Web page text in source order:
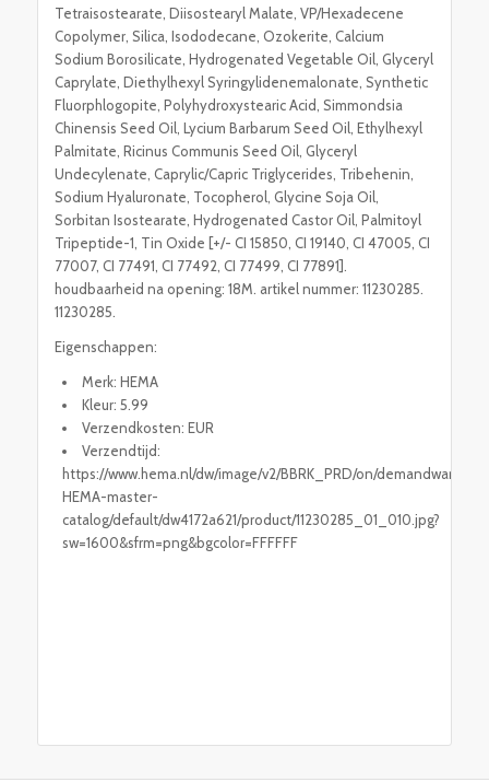
Tetraisostearate, Diisostearyl Malate, VP/Hexadecene
Copolymer, Silica, Isododecane, Ozokerite, Calcium
Sodium Borosilicate, Hydrogenated Vegetable Oil, Glyceryl
Caprylate, Diethylhexyl Syringylidenemalonate, Synthetic
Fluorphlogopite, Polyhydroxystearic Acid, Simmondsia
Chinensis Seed Oil, Lycium Barbarum Seed Oil, Ethylhexyl
Palmitate, Ricinus Communis Seed Oil, Glyceryl
Undecylenate, Caprylic/Capric Triglycerides, Tribehenin,
Sodium Hyaluronate, Tocopherol, Glycine Soja Oil,
Sorbitan Isostearate, Hydrogenated Castor Oil, Palmitoyl
Tripeptide-1, Tin Oxide [+/- CI 15850, CI 19140, CI 47005, CI
77007, CI 77491, CI 77492, CI 77499, CI 77891].
houdbaarheid na opening: 18M. artikel nummer: 11230285.
11230285.
Eigenschappen:
Merk: HEMA
Kleur: 5.99
Verzendkosten: EUR
Verzendtijd:
https://www.hema.nl/dw/image/v2/BBRK_PRD/on/
HEMA-master-
catalog/default/dw4172a621/product/11230285_01_010.jpg?
sw=1600&sfrm=png&bgcolor=FFFFFF